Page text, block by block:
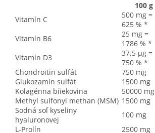
100 g
Vitamín C
500 mg =
625 % *
Vitamín B6
25 mg =
1786 % *
Vitamín D3
37,5 µg =
750 % *
Chondroitin sulfát
750 mg
Glukozamín sulfát
1500 mg
Kolagénna bíiekovina
50000 mg
Methyl sulfonyl methan (MSM) 1500 mg
Sodná soľ kyseliny
hyaluronovej
100 mg
L-Prolín
2500 mg